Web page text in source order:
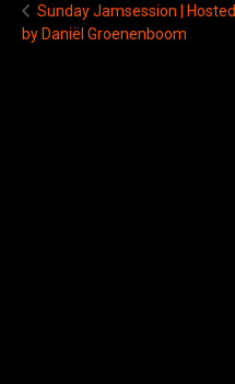
Sunday Jamsession | Hosted
by Daniël Groenenboom